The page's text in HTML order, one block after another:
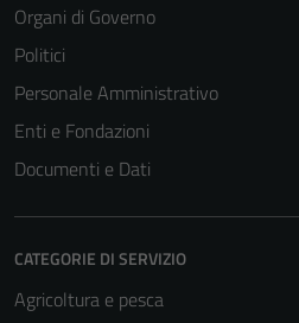
Organi di Governo
Politici
Personale Amministrativo
Enti e Fondazioni
Documenti e Dati
CATEGORIE DI SERVIZIO
Agricoltura e pesca